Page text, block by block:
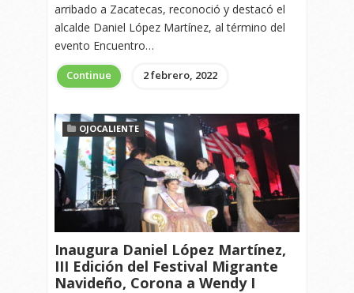
arribado a Zacatecas, reconoció y destacó el
alcalde Daniel López Martínez, al término del
evento Encuentro…
Continue 2 febrero, 2022
OJOCALIENTE
Inaugura Daniel López Martínez,
III Edición del Festival Migrante
Navideño, Corona a Wendy I